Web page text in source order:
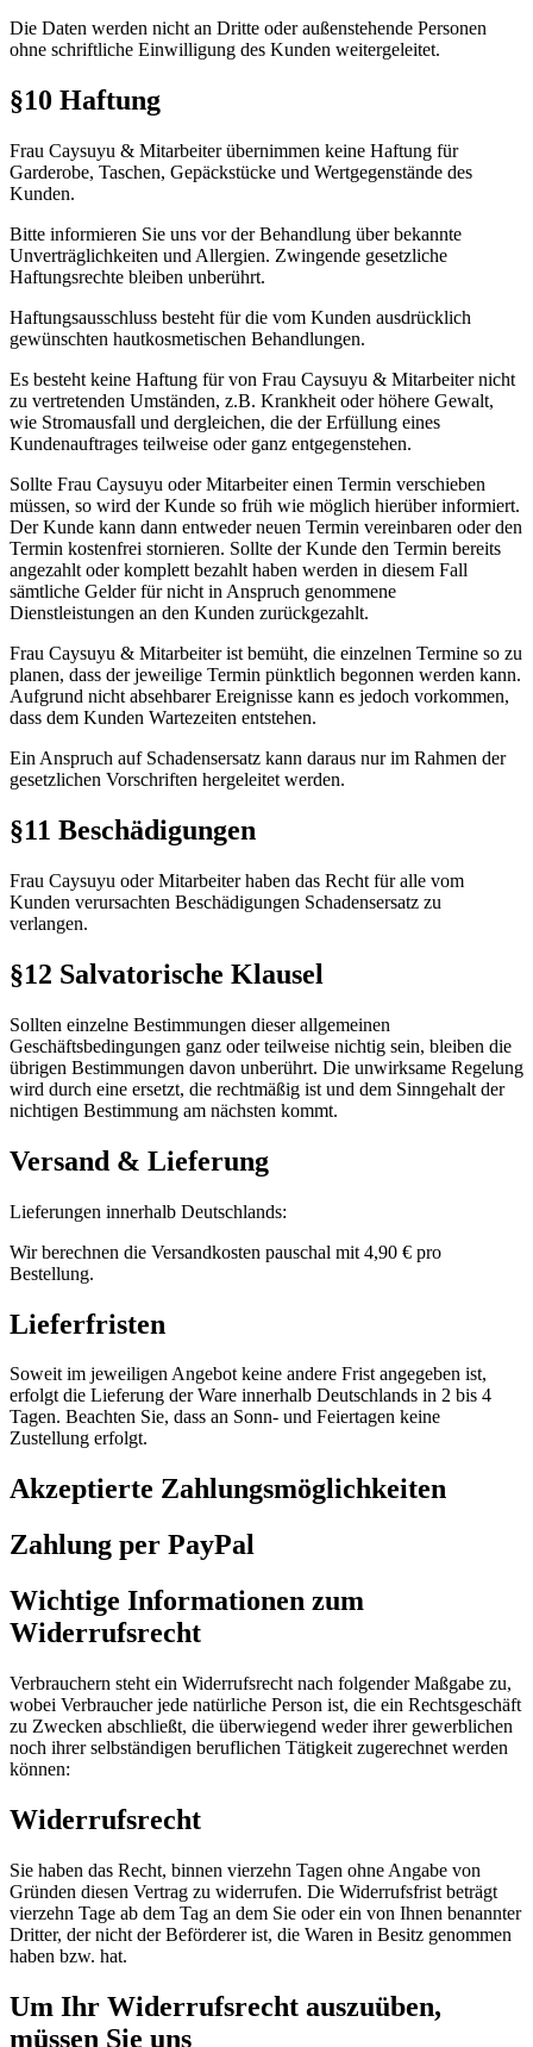
Die Daten werden nicht an Dritte oder außenstehende Personen
ohne schriftliche Einwilligung des Kunden weitergeleitet.
§10 Haftung
Frau Caysuyu & Mitarbeiter übernimmen keine Haftung für
Garderobe, Taschen, Gepäckstücke und Wertgegenstände des
Kunden.
Bitte informieren Sie uns vor der Behandlung über bekannte
Unverträglichkeiten und Allergien. Zwingende gesetzliche
Haftungsrechte bleiben unberührt.
Haftungsausschluss besteht für die vom Kunden ausdrücklich
gewünschten hautkosmetischen Behandlungen.
Es besteht keine Haftung für von Frau Caysuyu & Mitarbeiter nicht
zu vertretenden Umständen, z.B. Krankheit oder höhere Gewalt,
wie Stromausfall und dergleichen, die der Erfüllung eines
Kundenauftrages teilweise oder ganz entgegenstehen.
Sollte Frau Caysuyu oder Mitarbeiter einen Termin verschieben
müssen, so wird der Kunde so früh wie möglich hierüber informiert.
Der Kunde kann dann entweder neuen Termin vereinbaren oder den
Termin kostenfrei stornieren. Sollte der Kunde den Termin bereits
angezahlt oder komplett bezahlt haben werden in diesem Fall
sämtliche Gelder für nicht in Anspruch genommene
Dienstleistungen an den Kunden zurückgezahlt.
Frau Caysuyu & Mitarbeiter ist bemüht, die einzelnen Termine so zu
planen, dass der jeweilige Termin pünktlich begonnen werden kann.
Aufgrund nicht absehbarer Ereignisse kann es jedoch vorkommen,
dass dem Kunden Wartezeiten entstehen.
Ein Anspruch auf Schadensersatz kann daraus nur im Rahmen der
gesetzlichen Vorschriften hergeleitet werden.
§11 Beschädigungen
Frau Caysuyu oder Mitarbeiter haben das Recht für alle vom
Kunden verursachten Beschädigungen Schadensersatz zu
verlangen.
§12 Salvatorische Klausel
Sollten einzelne Bestimmungen dieser allgemeinen
Geschäftsbedingungen ganz oder teilweise nichtig sein, bleiben die
übrigen Bestimmungen davon unberührt. Die unwirksame Regelung
wird durch eine ersetzt, die rechtmäßig ist und dem Sinngehalt der
nichtigen Bestimmung am nächsten kommt.
Versand & Lieferung
Lieferungen innerhalb Deutschlands:
Wir berechnen die Versandkosten pauschal mit 4,90 € pro
Bestellung.
Lieferfristen
Soweit im jeweiligen Angebot keine andere Frist angegeben ist,
erfolgt die Lieferung der Ware innerhalb Deutschlands in 2 bis 4
Tagen. Beachten Sie, dass an Sonn- und Feiertagen keine
Zustellung erfolgt.
Akzeptierte Zahlungsmöglichkeiten
Zahlung per PayPal
Wichtige Informationen zum
Widerrufsrecht
Verbrauchern steht ein Widerrufsrecht nach folgender Maßgabe zu,
wobei Verbraucher jede natürliche Person ist, die ein Rechtsgeschäft
zu Zwecken abschließt, die überwiegend weder ihrer gewerblichen
noch ihrer selbständigen beruflichen Tätigkeit zugerechnet werden
können:
Widerrufsrecht
Sie haben das Recht, binnen vierzehn Tagen ohne Angabe von
Gründen diesen Vertrag zu widerrufen. Die Widerrufsfrist beträgt
vierzehn Tage ab dem Tag an dem Sie oder ein von Ihnen benannter
Dritter, der nicht der Beförderer ist, die Waren in Besitz genommen
haben bzw. hat.
Um Ihr Widerrufsrecht auszuüben,
müssen Sie uns